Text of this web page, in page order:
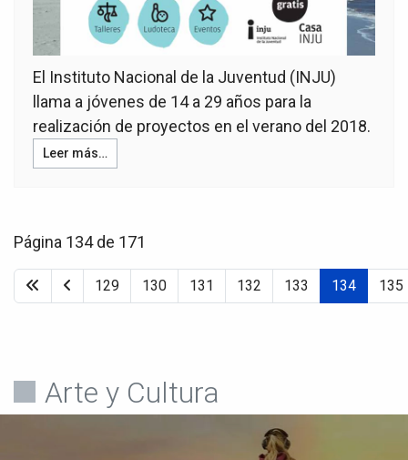
El Instituto Nacional de la Juventud (INJU)
llama a jóvenes de 14 a 29 años para la
realización de proyectos en el verano del 2018.
Leer más…
Página 134 de 171
129 130 131 132 133 134 135
Arte y Cultura